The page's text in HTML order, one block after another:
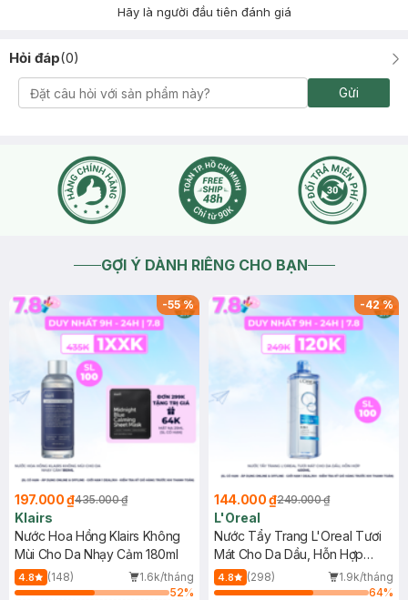
Hãy là người đầu tiên đánh giá
Hỏi đáp(0)
Gửi
GỢI Ý DÀNH RIÊNG CHO BẠN
-55%
197.000 ₫435.000 ₫
Klairs
Nước Hoa Hồng Klairs Không
Mùi Cho Da Nhạy Cảm 180ml
4.8 (148)
1.6k/tháng
52%
-42%
144.000 ₫249.000 ₫
L'Oreal
Nước Tẩy Trang L'Oreal Tươi
Mát Cho Da Dầu, Hỗn Hợp
400ml
4.8 (298)
1.9k/tháng
64%